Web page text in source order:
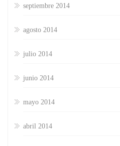
septiembre 2014
agosto 2014
julio 2014
junio 2014
mayo 2014
abril 2014